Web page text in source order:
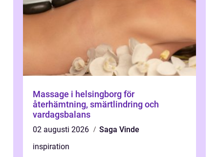
Massage i helsingborg för
återhämtning, smärtlindring och
vardagsbalans
02 augusti 2026
Saga Vinde
inspiration